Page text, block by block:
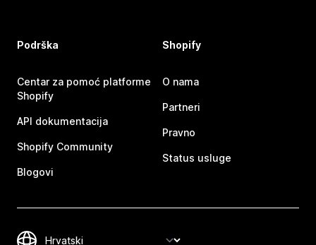
Podrška
Centar za pomoć platforme
Shopify
API dokumentacija
Shopify Community
Blogovi
Shopify
O nama
Partneri
Pravno
Status usluge